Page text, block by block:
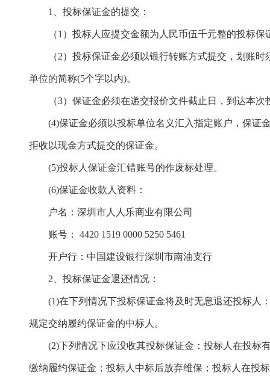
1、投标保证金的提交：
（1）投标人应提交金额为人民币伍千元整的投标保
（2）投标保证金必须以银行转账方式提交，划账
单位的简称(5个字以内)。
（3）保证金必须在递交报价文件截止日，到达本
(4)保证金必须以投标单位名义汇入指定账户，保证
拒收以现金方式提交的保证金。
(5)投标人保证金汇错账号的作废标处理。
(6)保证金收款人资料：
户名：深圳市人人乐商业有限公司
账号： 4420 1519 0000 5250 5461
开户行：中国建设银行深圳市南油支行
2、投标保证金退还情况：
(1)在下列情况下投标保证金将及时无息退还投标人
规定交纳履约保证金的中标人。
(2)下列情况下应没收其投标保证金：投标人在投标
缴纳履约保证金；投标人中标后放弃维保；投标人在投